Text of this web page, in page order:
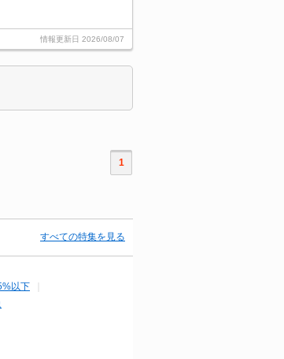
情報更新日 2026/08/07
1
すべての特集を見る
以下